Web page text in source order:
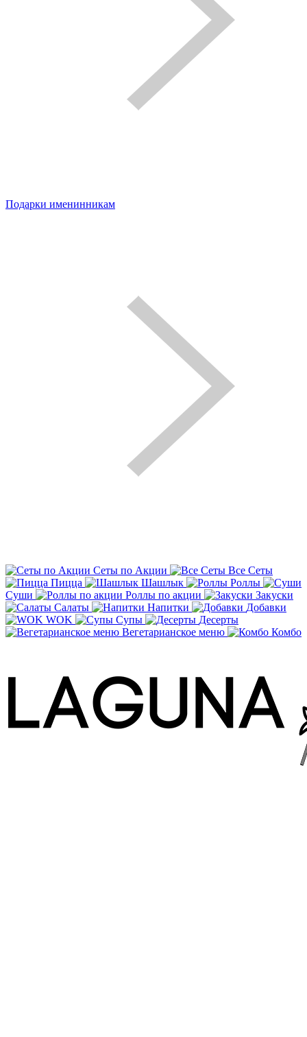
Подарки именинникам
Сеты по Акции
Все Сеты
Пицца
Шашлык
Роллы
Суши
Роллы по акции
Закуски
Салаты
Напитки
Добавки
WOK
Супы
Десерты
Вегетарианское меню
Комбо